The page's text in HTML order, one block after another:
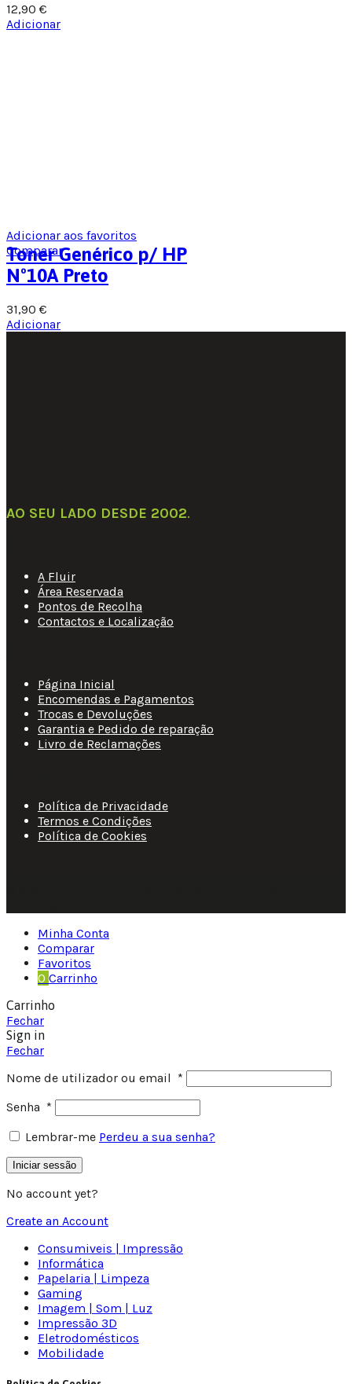
12,90 €
Adicionar
Adicionar aos favoritos
Comparar
Toner Genérico p/ HP
Nº10A Preto
31,90 €
Adicionar
AO SEU LADO DESDE 2002.
A Fluir
Área Reservada
Pontos de Recolha
Contactos e Localização
Página Inicial
Encomendas e Pagamentos
Trocas e Devoluções
Garantia e Pedido de reparação
Livro de Reclamações
Política de Privacidade
Termos e Condições
Política de Cookies
Minha Conta
Comparar
Favoritos
0 Carrinho
Carrinho
Fechar
Sign in
Fechar
Nome de utilizador ou email *
Senha *
Lembrar-me Perdeu a sua senha?
Iniciar sessão
No account yet?
Create an Account
Consumiveis | Impressão
Informática
Papelaria | Limpeza
Gaming
Imagem | Som | Luz
Impressão 3D
Eletrodomésticos
Mobilidade